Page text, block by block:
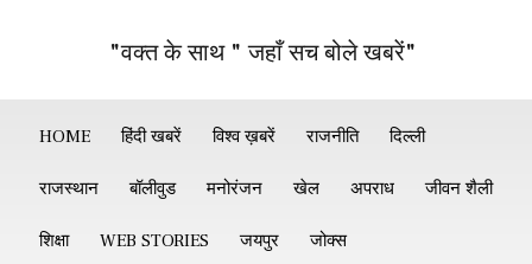
"वक्त के साथ " जहाँ सच बोले खबरें"
HOME हिंदी खबरें विश्व ख़बरें राजनीति दिल्ली
राजस्थान बॉलीवुड मनोरंजन खेल अपराध जीवन शैली
शिक्षा WEB STORIES जयपुर जोक्स